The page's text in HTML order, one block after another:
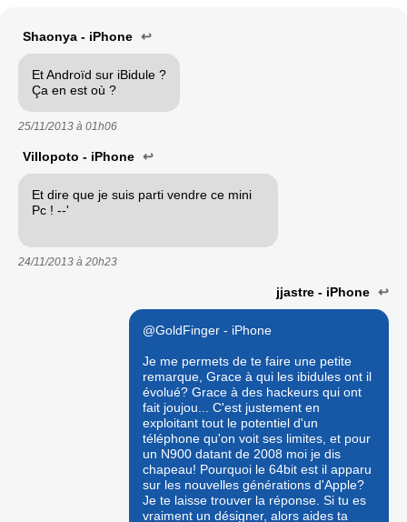
Shaonya - iPhone ↩
Et Androïd sur iBidule ?
Ça en est où ?
25/11/2013 à 01h06
Villopoto - iPhone ↩
Et dire que je suis parti vendre ce mini
Pc ! --'
24/11/2013 à 20h23
jjastre - iPhone ↩
@GoldFinger - iPhone
Je me permets de te faire une petite
remarque, Grace à qui les ibidules ont il
évolué? Grace à des hackeurs qui ont
fait joujou... C'est justement en
exploitant tout le potentiel d'un
téléphone qu'on voit ses limites, et pour
un N900 datant de 2008 moi je dis
chapeau! Pourquoi le 64bit est il apparu
sur les nouvelles générations d'Apple?
Je te laisse trouver la réponse. Si tu es
vraiment un désigner, alors aides ta